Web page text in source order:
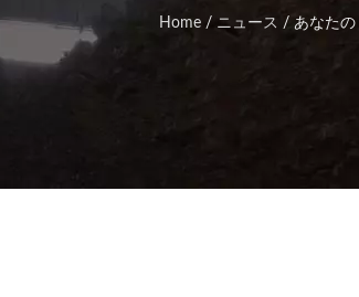
Home / ニュース / あなた